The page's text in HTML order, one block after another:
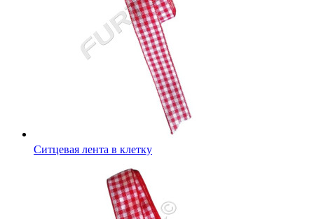
Ситцевая лента в клетку